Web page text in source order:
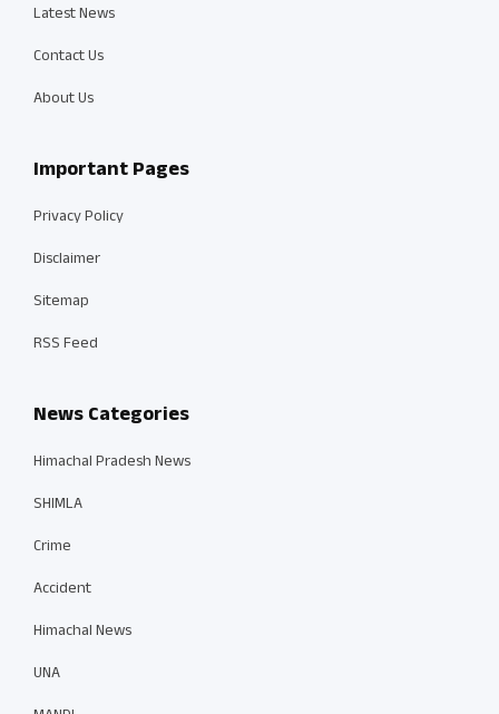
Latest News
Contact Us
About Us
Important Pages
Privacy Policy
Disclaimer
Sitemap
RSS Feed
News Categories
Himachal Pradesh News
SHIMLA
Crime
Accident
Himachal News
UNA